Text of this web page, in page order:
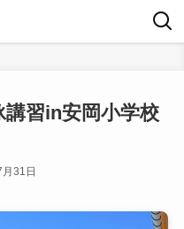
講習in安岡小学校
31日